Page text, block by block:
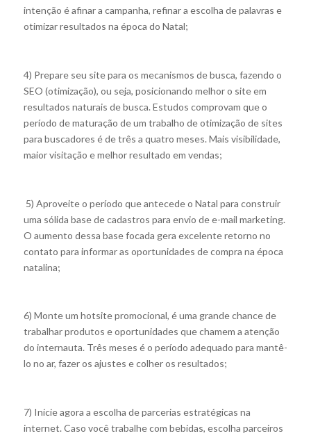
intenção é afinar a campanha, refinar a escolha de palavras e
otimizar resultados na época do Natal;
4) Prepare seu site para os mecanismos de busca, fazendo o
SEO (otimização), ou seja, posicionando melhor o site em
resultados naturais de busca. Estudos comprovam que o
período de maturação de um trabalho de otimização de sites
para buscadores é de três a quatro meses. Mais visibilidade,
maior visitação e melhor resultado em vendas;
5) Aproveite o período que antecede o Natal para construir
uma sólida base de cadastros para envio de e-mail marketing.
O aumento dessa base focada gera excelente retorno no
contato para informar as oportunidades de compra na época
natalina;
6) Monte um hotsite promocional, é uma grande chance de
trabalhar produtos e oportunidades que chamem a atenção
do internauta. Três meses é o período adequado para mantê-
lo no ar, fazer os ajustes e colher os resultados;
7) Inicie agora a escolha de parcerias estratégicas na
internet. Caso você trabalhe com bebidas, escolha parceiros